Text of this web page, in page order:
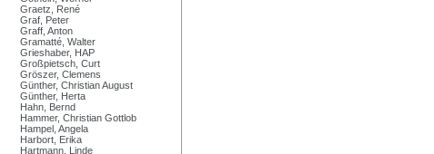
Graetz, René
Graf, Peter
Graff, Anton
Gramatté, Walter
Grieshaber, HAP
Großpietsch, Curt
Gröszer, Clemens
Günther, Christian August
Günther, Herta
Hahn, Bernd
Hammer, Christian Gottlob
Hampel, Angela
Harbort, Erika
Hartmann, Linde